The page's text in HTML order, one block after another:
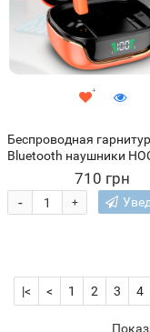
Беспроводная
Bluetooth наушники
EW18 True Оранжевые
710 грн
+
-
|< < 1 2 3 4